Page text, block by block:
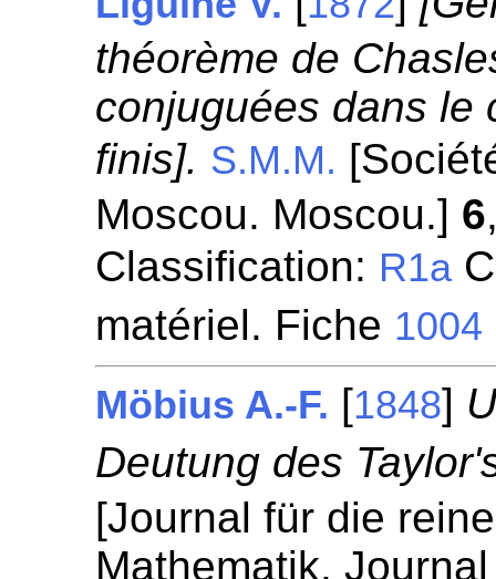
théorème de
conjuguées dans le
finis]. S.M.M.
Moscou. Moscou.] 6
Classification: R1a
matériel. Fiche 1004
Möbius A.-F. [1848]
Deutung des
[Journal für die
Mathematik.